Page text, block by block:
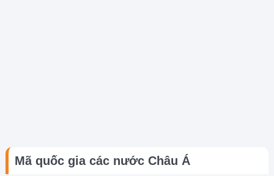
Mã quốc gia các nước Châu Á